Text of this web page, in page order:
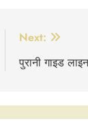
Next:
पुरानी गाइड